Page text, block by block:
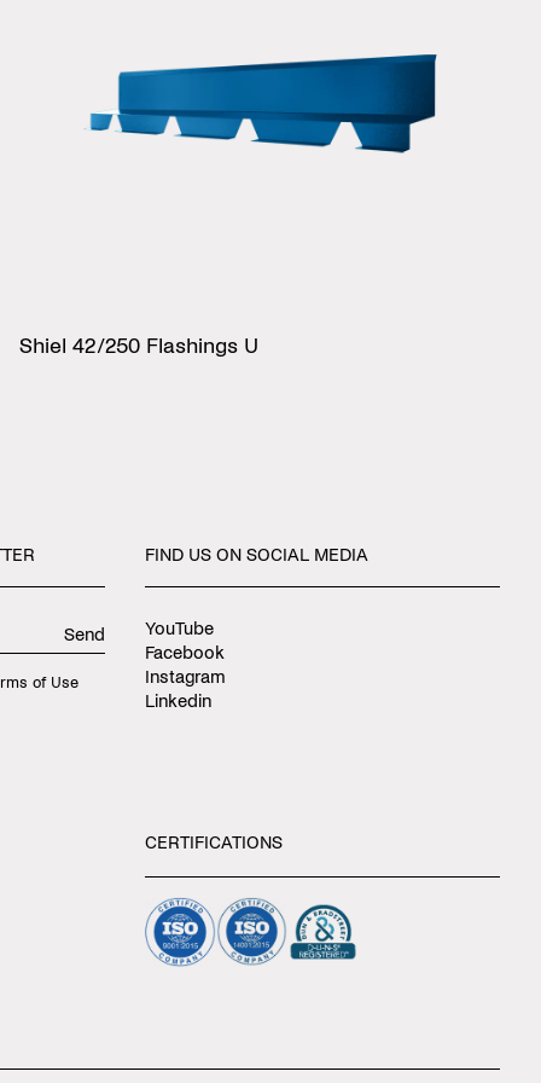
Shiel 42/250 Flashings U
Send
of Use
FIND US ON SOCIAL MEDIA
YouTube
Facebook
Instagram
Linkedin
CERTIFICATIONS